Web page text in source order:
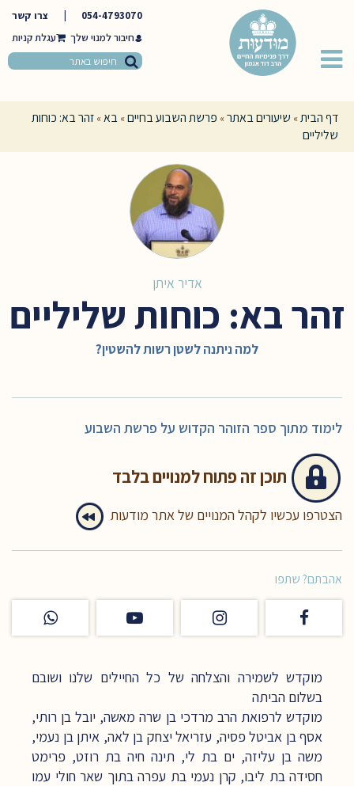
054-4793070
צרו קשר
חיבור למנוי שלך
דף הבית» שיעורים באתר» פרשת השבוע בחיים» בא» זהר בא: כוחות
שליליים
אדיר איתן
זהר בא: כוחות שליליים
למה ניתנה לשטן רשות להשטין?
לימוד מתוך ספר הזוהר הקדוש על פרשת השבוע
תוכן זה פתוח למנויים בלבד
הצטרפו עכשיו לקהל המנויים של אתר מודעות
אהבתם? שתפו
מוקדש לשמירה והצלחה של כל החיילים שלנו ושובם
בשלום הביתה
מוקדש לרפואת הרב מרדכי בן שרה מאשה, יובל בן רותי,
אסף בן אביטל פסיה, עזריאל יצחק בן לאה, איתן בן נעמי,
משה בן עליזה, ים בת לי, תינה חיה בת רוזט, פרימט
חסידה בת ליבו, קרן נעמי בת עפרה בתוך שאר חולי עמו